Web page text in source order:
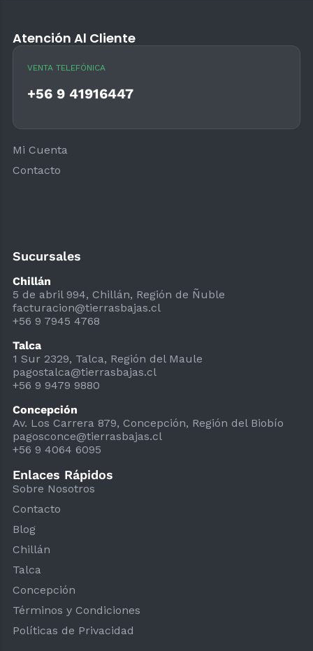
Sucursales
Chillán
5 de abril 994, Chillán, Región de Ñuble
facturacion@tierrasbajas.cl
+56 9 7945 4768
Talca
1 Sur 2329, Talca, Región del Maule
pagostalca@tierrasbajas.cl
+56 9 9479 9880
Concepción
Av. Los Carrera 879, Concepción, Región del Biobío
pagosconce@tierrasbajas.cl
+56 9 4064 6095
Enlaces Rápidos
Sobre Nosotros
Contacto
Blog
Chillán
Talca
Concepción
Términos y Condiciones
Políticas de Privacidad
Atención Al Cliente
VENTA TELEFÓNICA
+56 9 41916447
Mi Cuenta
Contacto